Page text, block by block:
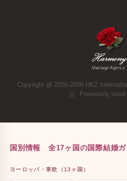
Copyright @ 2026-2006 HK2
Previously used
国別情報 全17ヶ国の国際結婚ガ
ヨーロッパ・東欧（13ヶ国）